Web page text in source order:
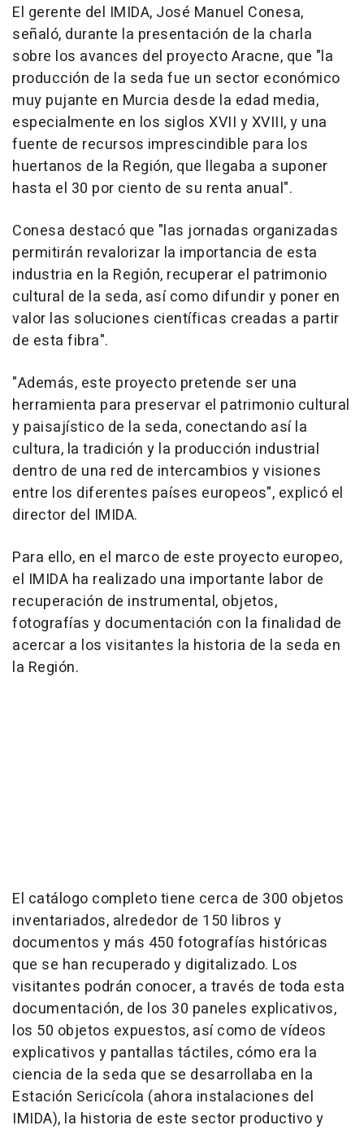
El gerente del IMIDA, José Manuel Conesa,
señaló, durante la presentación de la charla
sobre los avances del proyecto Aracne, que "la
producción de la seda fue un sector económico
muy pujante en Murcia desde la edad media,
especialmente en los siglos XVII y XVIII, y una
fuente de recursos imprescindible para los
huertanos de la Región, que llegaba a suponer
hasta el 30 por ciento de su renta anual".
Conesa destacó que "las jornadas organizadas
permitirán revalorizar la importancia de esta
industria en la Región, recuperar el patrimonio
cultural de la seda, así como difundir y poner en
valor las soluciones científicas creadas a partir
de esta fibra".
"Además, este proyecto pretende ser una
herramienta para preservar el patrimonio cultural
y paisajístico de la seda, conectando así la
cultura, la tradición y la producción industrial
dentro de una red de intercambios y visiones
entre los diferentes países europeos", explicó el
director del IMIDA.
Para ello, en el marco de este proyecto europeo,
el IMIDA ha realizado una importante labor de
recuperación de instrumental, objetos,
fotografías y documentación con la finalidad de
acercar a los visitantes la historia de la seda en
la Región.
El catálogo completo tiene cerca de 300 objetos
inventariados, alrededor de 150 libros y
documentos y más 450 fotografías históricas
que se han recuperado y digitalizado. Los
visitantes podrán conocer, a través de toda esta
documentación, de los 30 paneles explicativos,
los 50 objetos expuestos, así como de vídeos
explicativos y pantallas táctiles, cómo era la
ciencia de la seda que se desarrollaba en la
Estación Sericícola (ahora instalaciones del
IMIDA), la historia de este sector productivo y